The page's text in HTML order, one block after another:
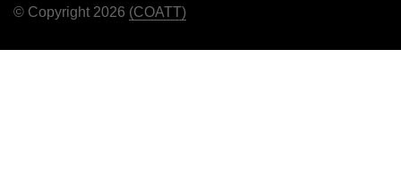
© Copyright 2026 (COATT)